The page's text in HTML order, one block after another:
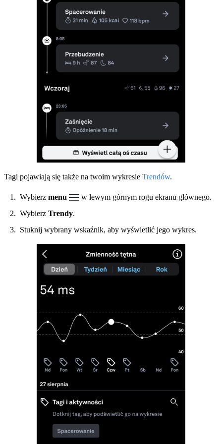
Tagi pojawiają się także na twoim wykresie Trendów.
Wybierz menu
w lewym górnym rogu ekranu głównego.
Wybierz Trendy.
Stuknij wybrany wskaźnik, aby wyświetlić jego wykres.